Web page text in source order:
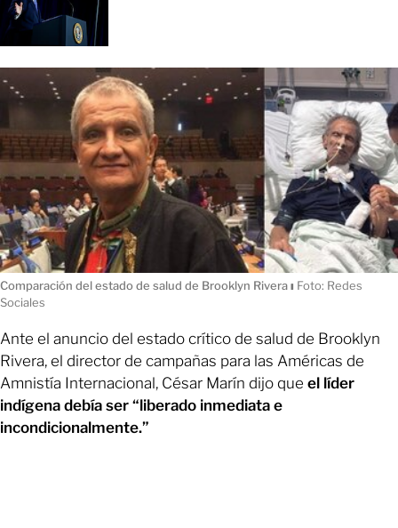
Comparación del estado de salud de Brooklyn Riveraı Foto: Redes
Sociales
Ante el anuncio del estado crítico de salud de Brooklyn
Rivera, el director de campañas para las Américas de
Amnistía Internacional, César Marín dijo que el líder
indígena debía ser “liberado inmediata e
incondicionalmente.”